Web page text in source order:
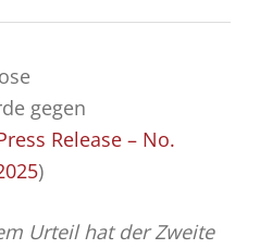
gegen
Release – No.
)
Urteil hat der Zweite